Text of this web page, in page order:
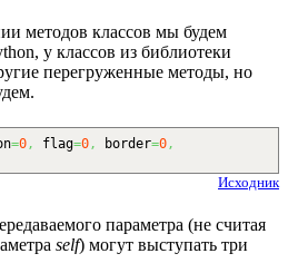
методов классов мы будем
у классов из библиотеки
перегруженные методы, но
=0 , flag=0 , border=0 ,
Исходник
параметра (не считая
self) могут выступать три